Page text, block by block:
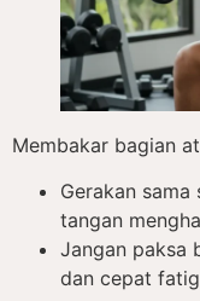
Membakar bagian
Gerakan
tangan
Jangan paksa
dan cepat